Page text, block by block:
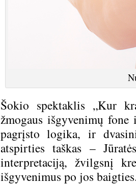
Šokio spektaklis „Kur
žmogaus išgyvenimų
pagrįsto logika, ir
atspirties taškas –
interpretaciją, žvilgsnį
išgyvenimus po jos